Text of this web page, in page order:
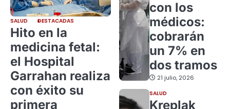
SALUD DESTACADAS
Hito en la
medicina fetal:
el Hospital
Garrahan realiza
con éxito su
primera
con los
médicos:
cobrarán
un 7% en
dos tramos
21 julio, 2026
SALUD
Kreplak